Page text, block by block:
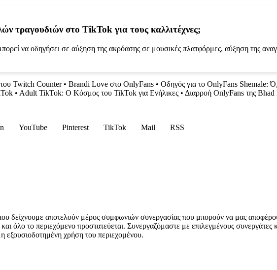
τραγουδιών στο TikTok για τους καλλιτέχνες;
να οδηγήσει σε αύξηση της ακρόασης σε μουσικές πλατφόρμες, αύξηση της
Twitch Counter• Brandi Love στο OnlyFans • Οδηγός για το OnlyFans Shemale:
• Adult TikTok: Ο Κόσμος του TikTok για Ενήλικες • Διαρροή OnlyFans της
YouTube Pinterest TikTok Mail
RSS
δείχνουμε αποτελούν μέρος συμφωνιών συνεργασίας που μπορούν να μας
όλο το περιεχόμενο προστατεύεται. Συνεργαζόμαστε με επιλεγμένους συνεργάτες
χρήση του περιεχομένου.